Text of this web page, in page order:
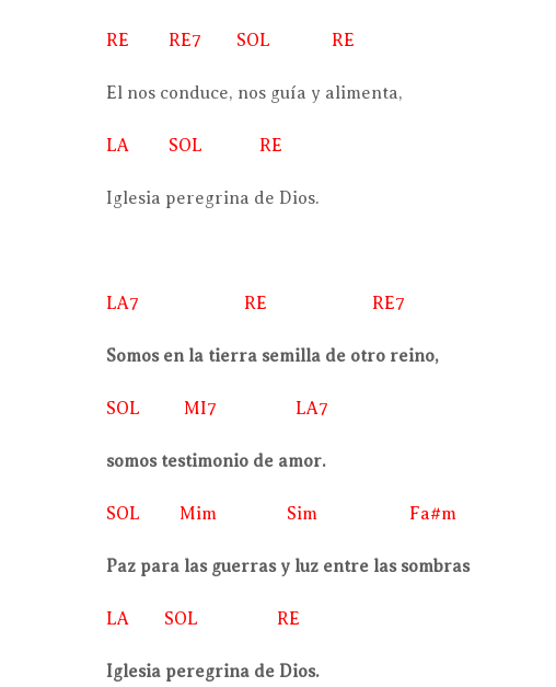
RE RE7 SOL RE
El nos conduce, nos guía y alimenta,
LA SOL RE
Iglesia peregrina de Dios.
LA7 RE RE7
Somos en la tierra semilla de otro reino,
SOL MI7 LA7
somos testimonio de amor.
SOL Mim Sim Fa#m
Paz para las guerras y luz entre las sombras
LA SOL RE
Iglesia peregrina de Dios.